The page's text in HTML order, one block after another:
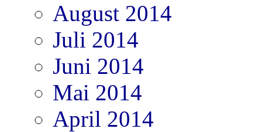
August 2014
Juli 2014
Juni 2014
Mai 2014
April 2014